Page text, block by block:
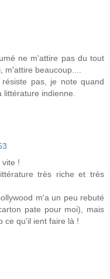
ne m'attire pas du tout
beaucoup....
pas, je note quand
indienne.
vite !
très riche et très
m'a un peu rebuté
pate pour moi), mais
ce qu'il ient faire là !